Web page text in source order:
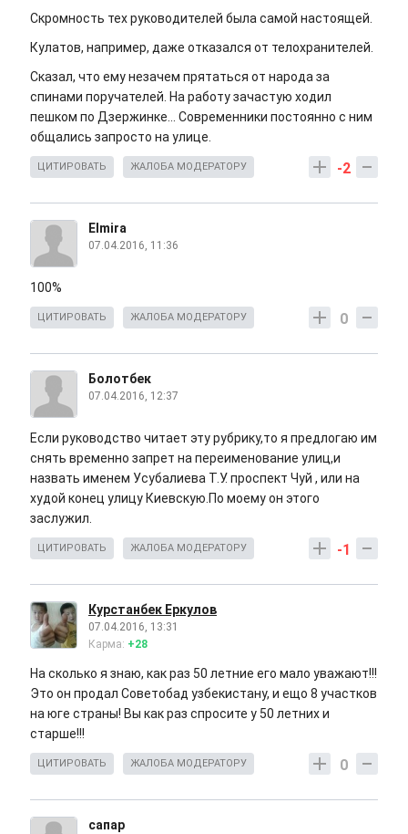
Скромность тех руководителей была самой настоящей.
Кулатов, например, даже отказался от телохранителей.
Сказал, что ему незачем прятаться от народа за
спинами поручателей. На работу зачастую ходил
пешком по Дзержинке... Современники постоянно с ним
общались запросто на улице.
-2
ЦИТИРОВАТЬ ЖАЛОБА МОДЕРАТОРУ
Elmira
07.04.2016, 11:36
100%
0
ЦИТИРОВАТЬ ЖАЛОБА МОДЕРАТОРУ
Болотбек
07.04.2016, 12:37
Если руководство читает эту рубрику,то я предлогаю им
снять временно запрет на переименование улиц,и
назвать именем Усубалиева Т.У. проспект Чуй , или на
худой конец улицу Киевскую.По моему он этого
заслужил.
-1
ЦИТИРОВАТЬ ЖАЛОБА МОДЕРАТОРУ
Курстанбек Еркулов
07.04.2016, 13:31
Карма: +28
На сколько я знаю, как раз 50 летние его мало уважают!!!
Это он продал Советобад узбекистану, и ещо 8 участков
на юге страны! Вы как раз спросите у 50 летних и
старше!!!
0
ЦИТИРОВАТЬ ЖАЛОБА МОДЕРАТОРУ
сапар